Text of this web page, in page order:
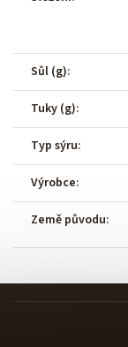
Sůl (g):
Tuky (g):
Typ sýru:
Výrobce:
Země původu: